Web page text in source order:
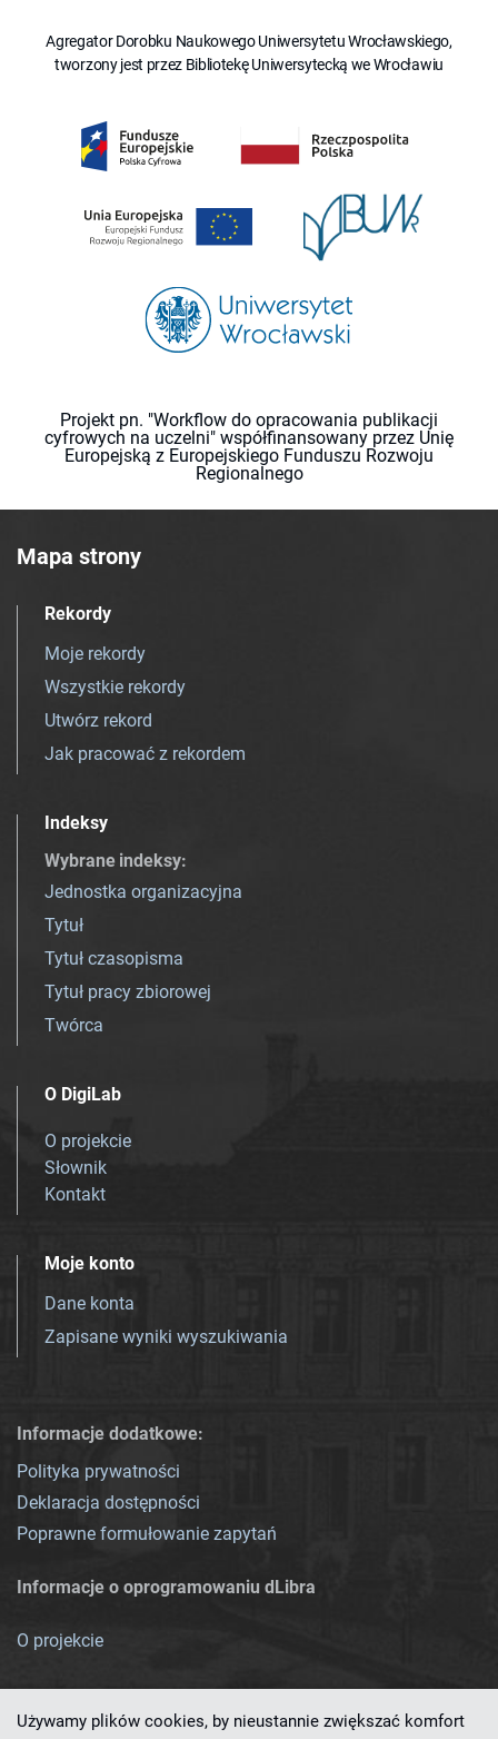
Agregator Dorobku Naukowego Uniwersytetu Wrocławskiego,
tworzony jest przez Bibliotekę Uniwersytecką we Wrocławiu
Projekt pn. "Workflow do opracowania publikacji
cyfrowych na uczelni" współfinansowany przez Unię
Europejską z Europejskiego Funduszu Rozwoju
Regionalnego
Mapa strony
Rekordy
Moje rekordy
Wszystkie rekordy
Utwórz rekord
Jak pracować z rekordem
Indeksy
Wybrane indeksy:
Jednostka organizacyjna
Tytuł
Tytuł czasopisma
Tytuł pracy zbiorowej
Twórca
O DigiLab
O projekcie
Słownik
Kontakt
Moje konto
Dane konta
Zapisane wyniki wyszukiwania
Informacje dodatkowe:
Polityka prywatności
Deklaracja dostępności
Poprawne formułowanie zapytań
Informacje o oprogramowaniu dLibra
O projekcie
Używamy plików cookies, by nieustannie zwiększać komfort